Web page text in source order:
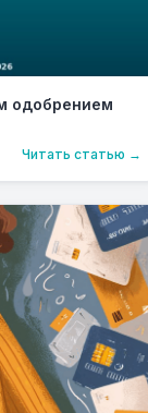
одобрением
Читать статью →